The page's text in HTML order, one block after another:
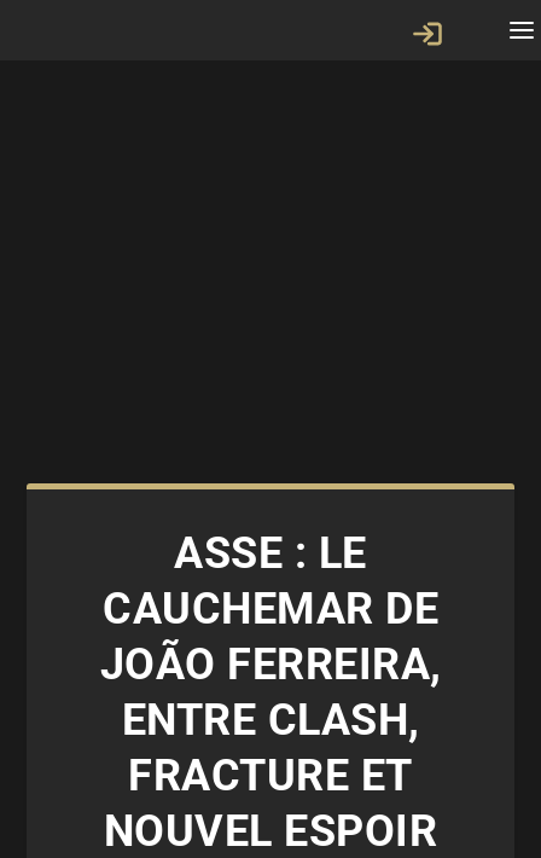
ASSE : LE
CAUCHEMAR DE
JOÃO FERREIRA,
ENTRE CLASH,
FRACTURE ET
NOUVEL ESPOIR